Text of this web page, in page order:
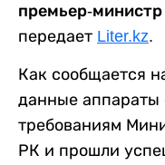
премьер-
передает Liter.kz.
Как сообщается
данные аппараты
требованиям
РК и прошли